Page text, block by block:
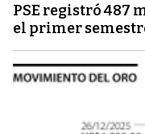
PSE registró 487
el primer